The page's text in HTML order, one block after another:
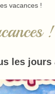
vacances !
!
les jours